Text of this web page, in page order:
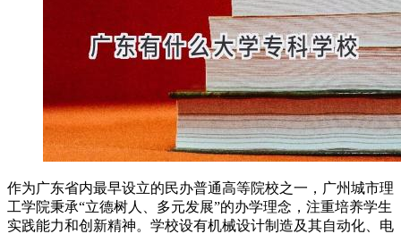
作为广东省内最早设立的民办普通高等院校之一，广州城市理
工学院秉承“立德树人、多元发展”的办学理念，注重培养学生
实践能力和创新精神。学校设有机械设计制造及其自动化、电